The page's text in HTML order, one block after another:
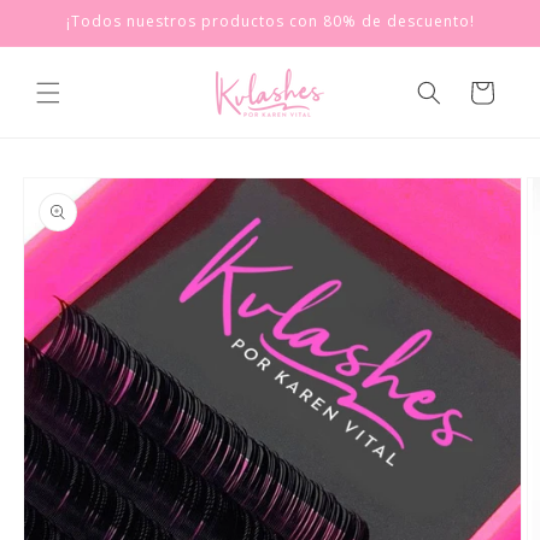
directamente
al contenido
¡Todos nuestros productos con 80% de descuento!
Carrito
directamente
información
del producto